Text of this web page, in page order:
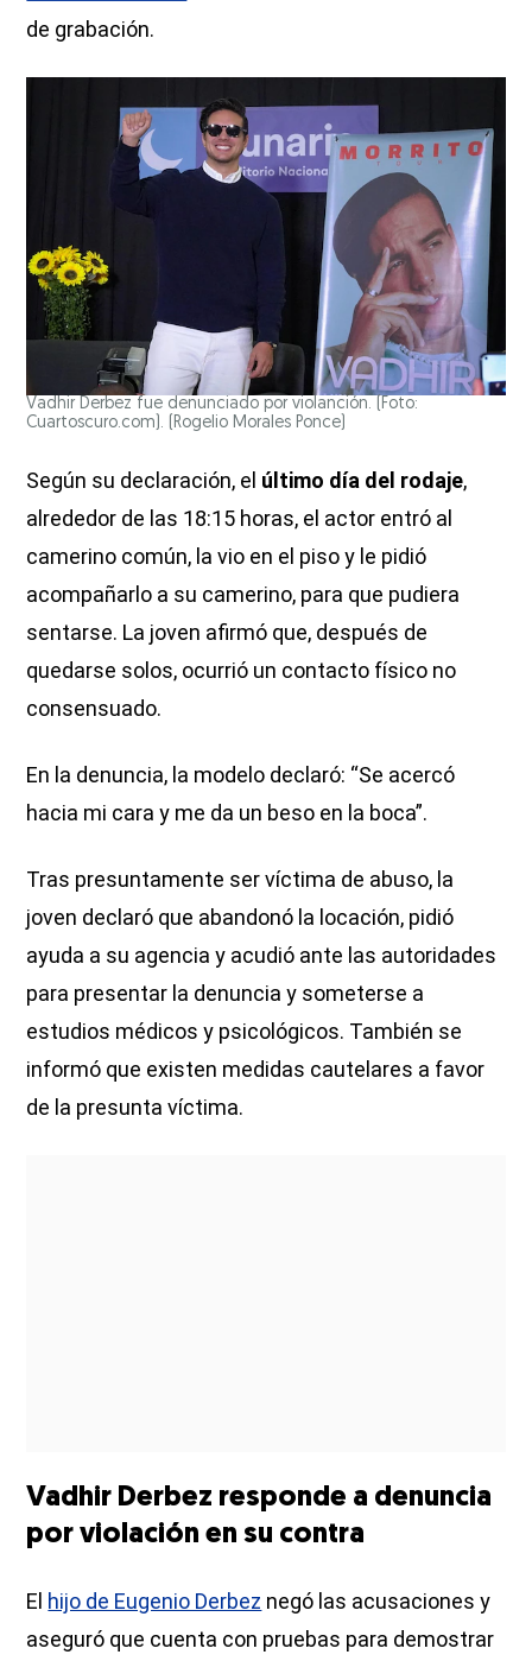
de grabación.
Vadhir Derbez fue denunciado por violanción. (Foto:
Cuartoscuro.com).
(Rogelio Morales Ponce)
Según su declaración, el último día del rodaje,
alrededor de las 18:15 horas, el actor entró al
camerino común, la vio en el piso y le pidió
acompañarlo a su camerino, para que pudiera
sentarse. La joven afirmó que, después de
quedarse solos, ocurrió un contacto físico no
consensuado.
En la denuncia, la modelo declaró: “Se acercó
hacia mi cara y me da un beso en la boca”.
Tras presuntamente ser víctima de abuso, la
joven declaró que abandonó la locación, pidió
ayuda a su agencia y acudió ante las autoridades
para presentar la denuncia y someterse a
estudios médicos y psicológicos. También se
informó que existen medidas cautelares a favor
de la presunta víctima.
Vadhir Derbez responde a denuncia
por violación en su contra
El hijo de Eugenio Derbez negó las acusaciones y
aseguró que cuenta con pruebas para demostrar